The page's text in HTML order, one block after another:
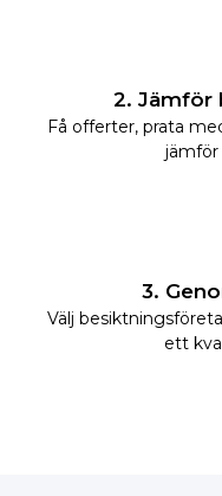
2. Jämför
Få offerter, prata
jämför
3.
Välj
ett